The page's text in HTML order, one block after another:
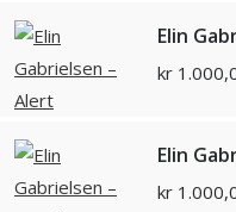
Elin
kr
Elin
kr